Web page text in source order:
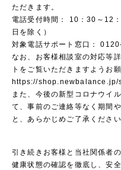
ただきます。
電話受付時間： 10：30～12
日を除く）
対象電話サポート窓口：
なお、お客様相談室の対応等
トをご覧いただきますようお
https://
また、今後の新型コロナウイ
て、事前のご連絡等なく期間
と、あらかじめご了承ください
引き続きお客様と当社関係者
健康状態の確認を徹底し、安